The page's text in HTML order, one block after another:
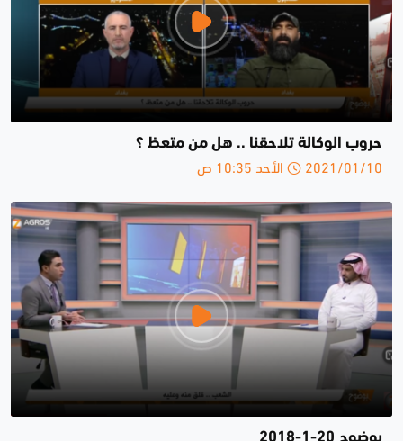
حروب الوكالة تلاحقنا .. هل من متعظ ؟
2021/01/10 الأحد 10:35 ص